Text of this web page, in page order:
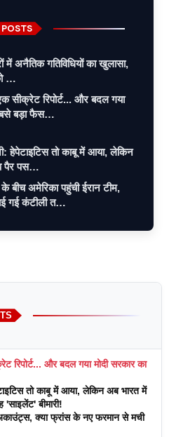
POSTS
में अनैतिक गतिविधियों का खुलासा,
…
सीक्रेट रिपोर्ट... और बदल गया
बड़ा फैस…
हेपेटाइटिस तो काबू में आया, लेकिन
पैर पस…
अमेरिका पहुंची ईरान टीम,
गई कंटीली त…
रिपोर्ट... और बदल गया मोदी सरकार का
तो काबू में आया, लेकिन अब भारत में
'साइलेंट' बीमारी!
क्या फ्रांस के नए फरमान से मची